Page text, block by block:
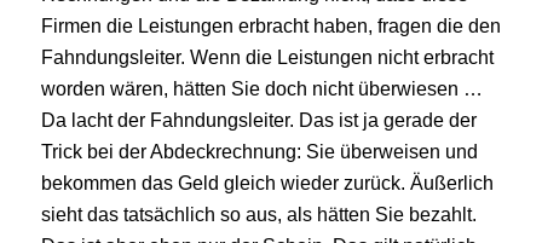
Firmen die Leistungen erbracht haben, fragen die den
Fahndungsleiter. Wenn die Leistungen nicht erbracht
worden wären, hätten Sie doch nicht überwiesen …
Da lacht der Fahndungsleiter. Das ist ja gerade der
Trick bei der Abdeckrechnung: Sie überweisen und
bekommen das Geld gleich wieder zurück. Äußerlich
sieht das tatsächlich so aus, als hätten Sie bezahlt.